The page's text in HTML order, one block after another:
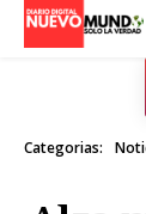
Categorias: